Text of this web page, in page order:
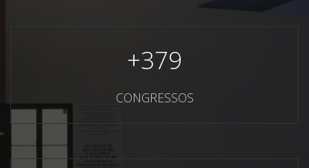
+379
CONGRESSOS